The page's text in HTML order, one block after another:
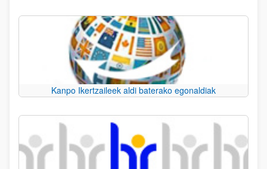
Kanpo Ikertzaileek aldi baterako egonaldiak